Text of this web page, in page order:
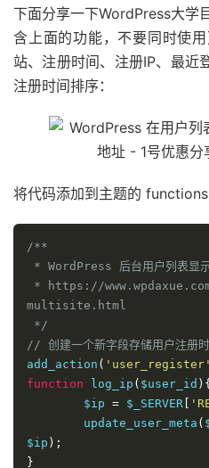
function ripms_columns(
$user_id
if (
		$ip
=
'signup_ip'
'signup_ip').'</em>';
录', 'signup_ip').'</em>';
}
}
return
add_action(
'ripms_columns' , 10, 3);
下面分享一下WordPress大学
含上面的功能，不要同时使
站、注册时间、注册IP、最近
注册时间排序：
将代码添加到主题的
/**
multisite.html
*/
// 创建一个新字段存储用户注册
add_action ( 'user_register'
function log_ip ( $user_id ){
	$ip
= $_SERVER
	update_user_meta
(
$ip );
}